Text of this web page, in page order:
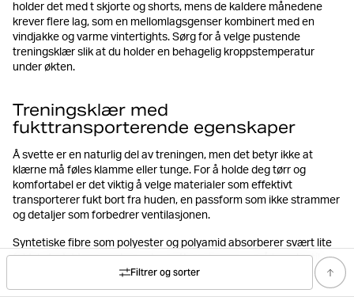
Filtrer og sorter
holder det med t skjorte og shorts, mens de kaldere månedene
krever flere lag, som en mellomlagsgenser kombinert med en
vindjakke og varme vintertights. Sørg for å velge pustende
treningsklær slik at du holder en behagelig kroppstemperatur
under økten.
Treningsklær med
fukttransporterende egenskaper
Å svette er en naturlig del av treningen, men det betyr ikke at
klærne må føles klamme eller tunge. For å holde deg tørr og
komfortabel er det viktig å velge materialer som effektivt
transporterer fukt bort fra huden, en passform som ikke strammer
og detaljer som forbedrer ventilasjonen.
Syntetiske fibre som polyester og polyamid absorberer svært lite
fukt. I stedet transporterer de svetten gjennom små kanaler til
stoffets overflate, der den kan fordampe.